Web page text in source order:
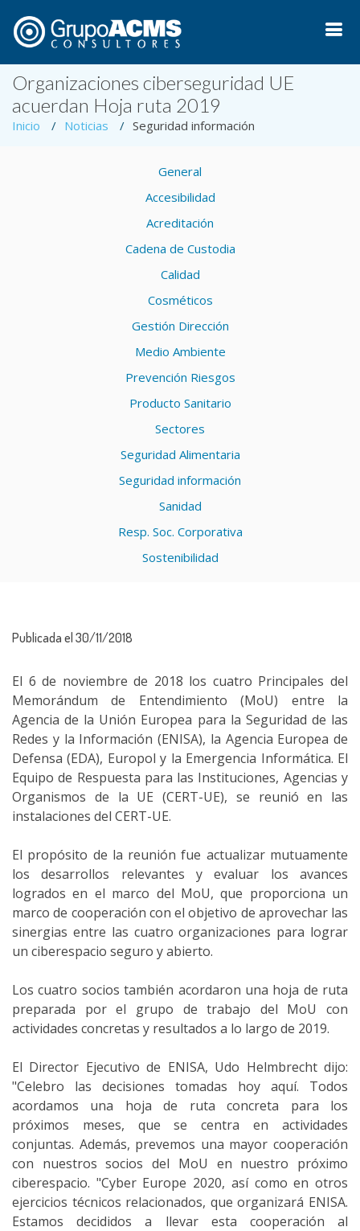
Organizaciones ciberseguridad UE
acuerdan Hoja ruta 2019
Inicio Noticias Seguridad información
General
Accesibilidad
Acreditación
Cadena de Custodia
Calidad
Cosméticos
Gestión Dirección
Medio Ambiente
Prevención Riesgos
Producto Sanitario
Sectores
Seguridad Alimentaria
Seguridad información
Sanidad
Resp. Soc. Corporativa
Sostenibilidad
Publicada el 30/11/2018
El 6 de noviembre de 2018 los cuatro Principales del
Memorándum de Entendimiento (MoU) entre la
Agencia de la Unión Europea para la Seguridad de las
Redes y la Información (ENISA), la Agencia Europea de
Defensa (EDA), Europol y la Emergencia Informática. El
Equipo de Respuesta para las Instituciones, Agencias y
Organismos de la UE (CERT-UE), se reunió en las
instalaciones del CERT-UE.
El propósito de la reunión fue actualizar mutuamente
los desarrollos relevantes y evaluar los avances
logrados en el marco del MoU, que proporciona un
marco de cooperación con el objetivo de aprovechar las
sinergias entre las cuatro organizaciones para lograr
un ciberespacio seguro y abierto.
Los cuatro socios también acordaron una hoja de ruta
preparada por el grupo de trabajo del MoU con
actividades concretas y resultados a lo largo de 2019.
El Director Ejecutivo de ENISA, Udo Helmbrecht dijo:
"Celebro las decisiones tomadas hoy aquí. Todos
acordamos una hoja de ruta concreta para los
próximos meses, que se centra en actividades
conjuntas. Además, prevemos una mayor cooperación
con nuestros socios del MoU en nuestro próximo
ciberespacio. "Cyber ​​Europe 2020, así como en otros
ejercicios técnicos relacionados, que organizará ENISA.
Estamos decididos a llevar esta cooperación al